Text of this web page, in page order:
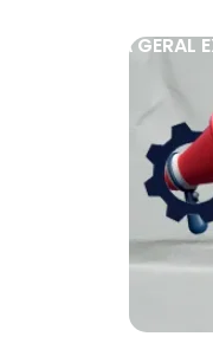
ASSEMBLEIA GERAL